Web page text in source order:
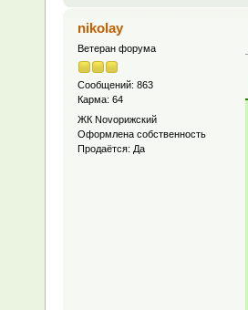
nikolay
Ветеран форума
Сообщений: 863
Карма: 64
ЖК Novoрижский
Оформлена собственность
Продаётся: Да